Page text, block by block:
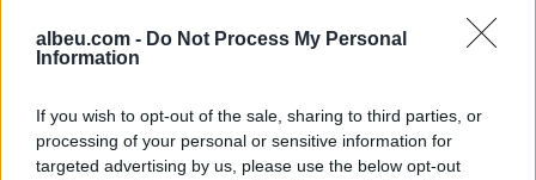
albeu.com - Do Not Process My Personal
Information
If you wish to opt-out of the sale, sharing to third parties, or
processing of your personal or sensitive information for
targeted advertising by us, please use the below opt-out
Veliaj të largohet nga
Bashkia e Tiranës
të goditur Veliajn, Ogerta